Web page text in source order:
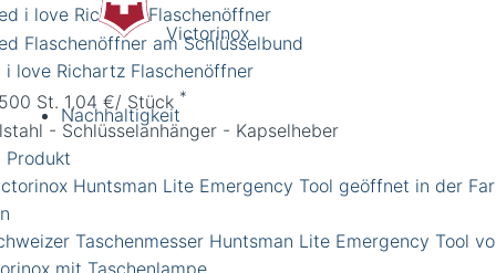
Victorinox
Nachhaltigkeit
i love Richartz Flaschenöffner
St. 1,04 €/ Stück *
- Schlüsselanhänger - Kapselheber
Produkt